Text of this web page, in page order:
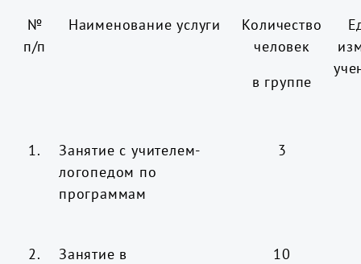
№
п/п
Наименование услуги
Количество
человек
в группе
1.
Занятие с учителем-
логопедом по
программам
3
2.
Занятие в
10